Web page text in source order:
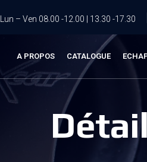
Lun – Ven 08.00 -12.00 | 13.30 -17.30
A PROPOS CATALOGUE